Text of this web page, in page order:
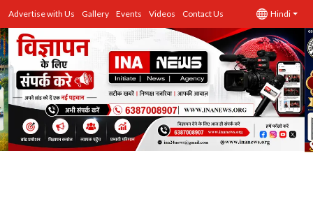
Advertise with Us Gallery Events Videos Contact Us Hindi
उत्तर प्रदेश
Advertise with Us
Events
राज्य